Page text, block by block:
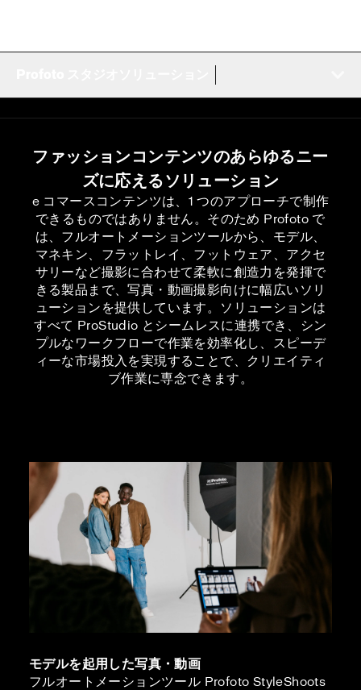
ファッションコンテンツのあらゆるニー
ズに応えるソリューション
e コマースコンテンツは、1 つのアプローチで制作
できるものではありません。そのため Profoto で
は、フルオートメーションツールから、モデル、
マネキン、フラットレイ、フットウェア、アクセ
サリーなど撮影に合わせて柔軟に創造力を発揮で
きる製品まで、写真・動画撮影向けに幅広いソリ
ューションを提供しています。ソリューションは
すべて ProStudio とシームレスに連携でき、シン
プルなワークフローで作業を効率化し、スピーデ
ィーな市場投入を実現することで、クリエイティ
ブ作業に専念できます。
モデルを起用した写真・動画
フルオートメーションツール Profoto StyleShoots